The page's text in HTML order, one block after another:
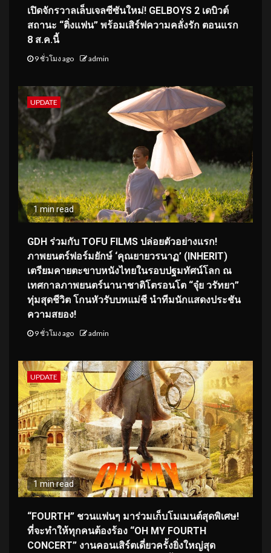
เปิดจักรวาลเล็บเจลซีซันใหม่! GELBOYS 2 เดบิวต์
สถานะ “ติ่งแฟน” พร้อมเสิร์ฟความคลั่งรัก ตอนแรก
8 ส.ค.นี้
9 ชั่วโมง ago admin
UPDATE
1 min read
GDH ร่วมกับ TOFU FILMS ปล่อยตัวอย่างแรก!
ภาพยนตร์ฟอร์มยักษ์ ‘คุณยายวรนาฏ’ (INHERIT)
เตรียมคายตะขาบหนังไทยในรอบปฐมทัศน์โลก ณ
เทศกาลภาพยนตร์นานาชาติโตรอนโต “จุ๋ย วรัทยา”
ทุ่มสุดชีวิต โกนหัวรับบทแม่ชี นำทีมนักแสดงประชัน
ความสยอง!
9 ชั่วโมง ago admin
UPDATE
1 min read
“FOURTH” ชวนแฟนๆ มาร่วมเก็บโมเมนต์สุดพิเศษ!
ที่จะทำให้ทุกคนต้องร้อง “OH MY FOURTH
CONCERT” งานคอนเสิร์ตเดี่ยวครั้งยิ่งใหญ่สุด